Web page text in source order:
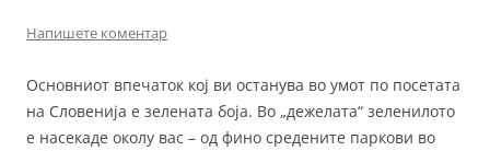
Напишете коментар
Основниот впечаток кој ви останува во умот по посетата
на Словенија е зелената боја. Во „дежелата“ зеленилото
е насекаде околу вас – од фино средените паркови во